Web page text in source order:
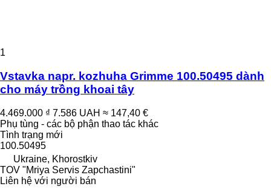
1
Vstavka napr. kozhuha Grimme 100.50495 dành
cho máy trồng khoai tây
4.469.000 ₫ 7.586 UAH ≈ 147,40 €
Phụ tùng - các bộ phận thao tác khác
Tình trạng mới
100.50495
Ukraine, Khorostkiv
TOV "Mriya Servis Zapchastini"
Liên hệ với người bán